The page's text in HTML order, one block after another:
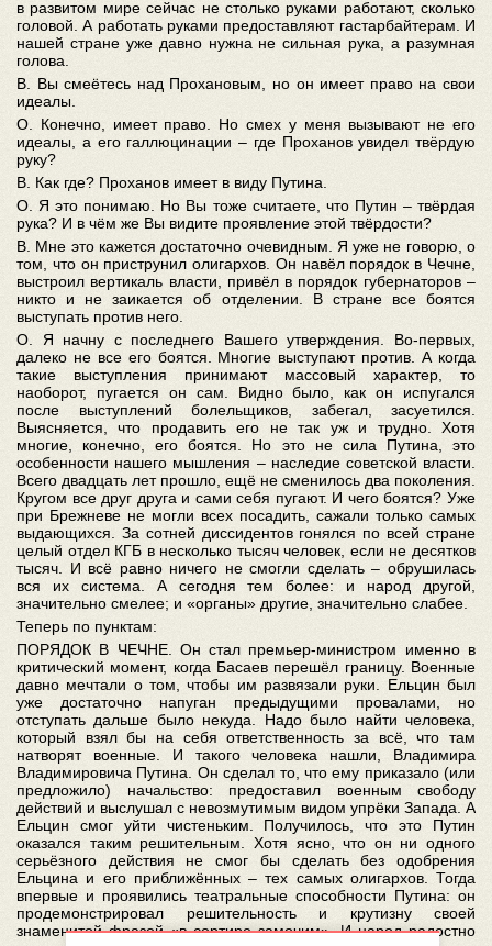
в развитом мире сейчас не столько руками работают, сколько
головой. А работать руками предоставляют гастарбайтерам. И
нашей стране уже давно нужна не сильная рука, а разумная
голова.
В. Вы смеётесь над Прохановым, но он имеет право на свои
идеалы.
О. Конечно, имеет право. Но смех у меня вызывают не его
идеалы, а его галлюцинации – где Проханов увидел твёрдую
руку?
В. Как где? Проханов имеет в виду Путина.
О. Я это понимаю. Но Вы тоже считаете, что Путин – твёрдая
рука? И в чём же Вы видите проявление этой твёрдости?
В. Мне это кажется достаточно очевидным. Я уже не говорю, о
том, что он приструнил олигархов. Он навёл порядок в Чечне,
выстроил вертикаль власти, привёл в порядок губернаторов –
никто и не заикается об отделении. В стране все боятся
выступать против него.
О. Я начну с последнего Вашего утверждения. Во-первых,
далеко не все его боятся. Многие выступают против. А когда
такие выступления принимают массовый характер, то
наоборот, пугается он сам. Видно было, как он испугался
после выступлений болельщиков, забегал, засуетился.
Выясняется, что продавить его не так уж и трудно. Хотя
многие, конечно, его боятся. Но это не сила Путина, это
особенности нашего мышления – наследие советской власти.
Всего двадцать лет прошло, ещё не сменилось два поколения.
Кругом все друг друга и сами себя пугают. И чего боятся? Уже
при Брежневе не могли всех посадить, сажали только самых
выдающихся. За сотней диссидентов гонялся по всей стране
целый отдел КГБ в несколько тысяч человек, если не десятков
тысяч. И всё равно ничего не смогли сделать – обрушилась
вся их система. А сегодня тем более: и народ другой,
значительно смелее; и «органы» другие, значительно слабее.
Теперь по пунктам:
ПОРЯДОК В ЧЕЧНЕ. Он стал премьер-министром именно в
критический момент, когда Басаев перешёл границу. Военные
давно мечтали о том, чтобы им развязали руки. Ельцин был
уже достаточно напуган предыдущими провалами, но
отступать дальше было некуда. Надо было найти человека,
который взял бы на себя ответственность за всё, что там
натворят военные. И такого человека нашли, Владимира
Владимировича Путина. Он сделал то, что ему приказало (или
предложило) начальство: предоставил военным свободу
действий и выслушал с невозмутимым видом упрёки Запада. А
Ельцин смог уйти чистеньким. Получилось, что это Путин
оказался таким решительным. Хотя ясно, что он ни одного
серьёзного действия не смог бы сделать без одобрения
Ельцина и его приближённых – тех самых олигархов. Тогда
впервые и проявились театральные способности Путина: он
продемонстрировал решительность и крутизну своей
знаменитой фразой «в сортире замочим». И народ радостно